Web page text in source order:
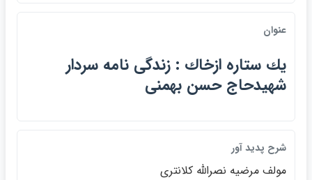
عنوان
يك ستاره ازخاك : زندگي نامه سردار
شهيدحاج حسن بهمني
شرح پديد آور
مولف مرضيه نصرالله كلانتري